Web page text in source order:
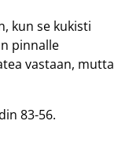
kun se kukisti
pinnalle
vastaan, mutta
83-56.